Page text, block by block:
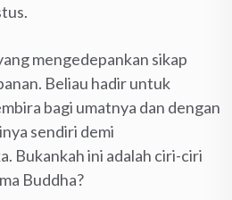
mengedepankan sikap
Beliau hadir untuk
bagi umatnya dan dengan
sendiri demi
Bukankah ini adalah ciri-ciri
Buddha?